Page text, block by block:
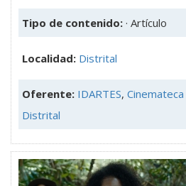
Tipo de contenido: · Artículo
Localidad: Distrital
Oferente: IDARTES, Cinemateca
Distrital